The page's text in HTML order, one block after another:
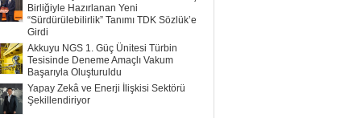
Birliğiyle Hazırlanan Yeni
“Sürdürülebilirlik” Tanımı TDK Sözlük’e
Girdi
Akkuyu NGS 1. Güç Ünitesi Türbin
Tesisinde Deneme Amaçlı Vakum
Başarıyla Oluşturuldu
Yapay Zekâ ve Enerji İlişkisi Sektörü
Şekillendiriyor